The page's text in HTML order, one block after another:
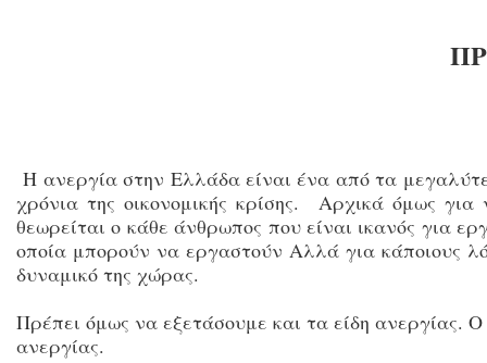
Η ανεργία στην Ελλάδα είναι ένα από τα
χρόνια της οικονομικής κρίσης. Αρχικά όμως
θεωρείται ο κάθε άνθρωπος που είναι ικανός για
οποία μπορούν να εργαστούν Αλλά για κάποιους
δυναμικό της χώρας.
Πρέπει όμως να εξετάσουμε και τα είδη ανεργίας. Ο
ανεργίας.